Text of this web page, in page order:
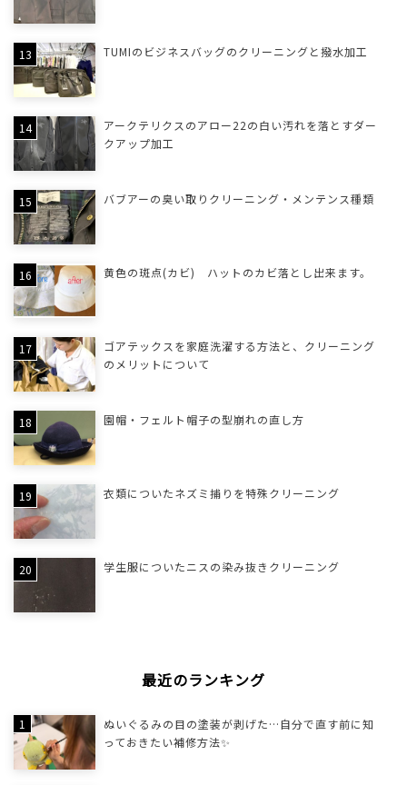
TUMIのビジネスバッグのクリーニングと撥水加工
アークテリクスのアロー22の白い汚れを落とすダー
クアップ加工
バブアーの臭い取りクリーニング・メンテンス種類
黄色の斑点(カビ) ハットのカビ落とし出来ます。
ゴアテックスを家庭洗濯する方法と、クリーニング
のメリットについて
園帽・フェルト帽子の型崩れの直し方
衣類についたネズミ捕りを特殊クリーニング
学生服についたニスの染み抜きクリーニング
最近のランキング
ぬいぐるみの目の塗装が剥げた…自分で直す前に知
っておきたい補修方法✨